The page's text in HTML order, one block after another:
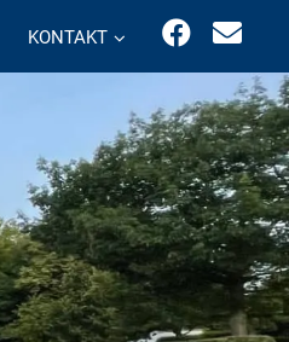
KONTAKT